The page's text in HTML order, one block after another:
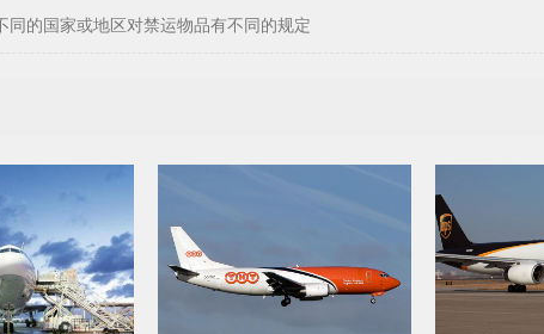
同的国家或地区对禁运物品有不同的规定